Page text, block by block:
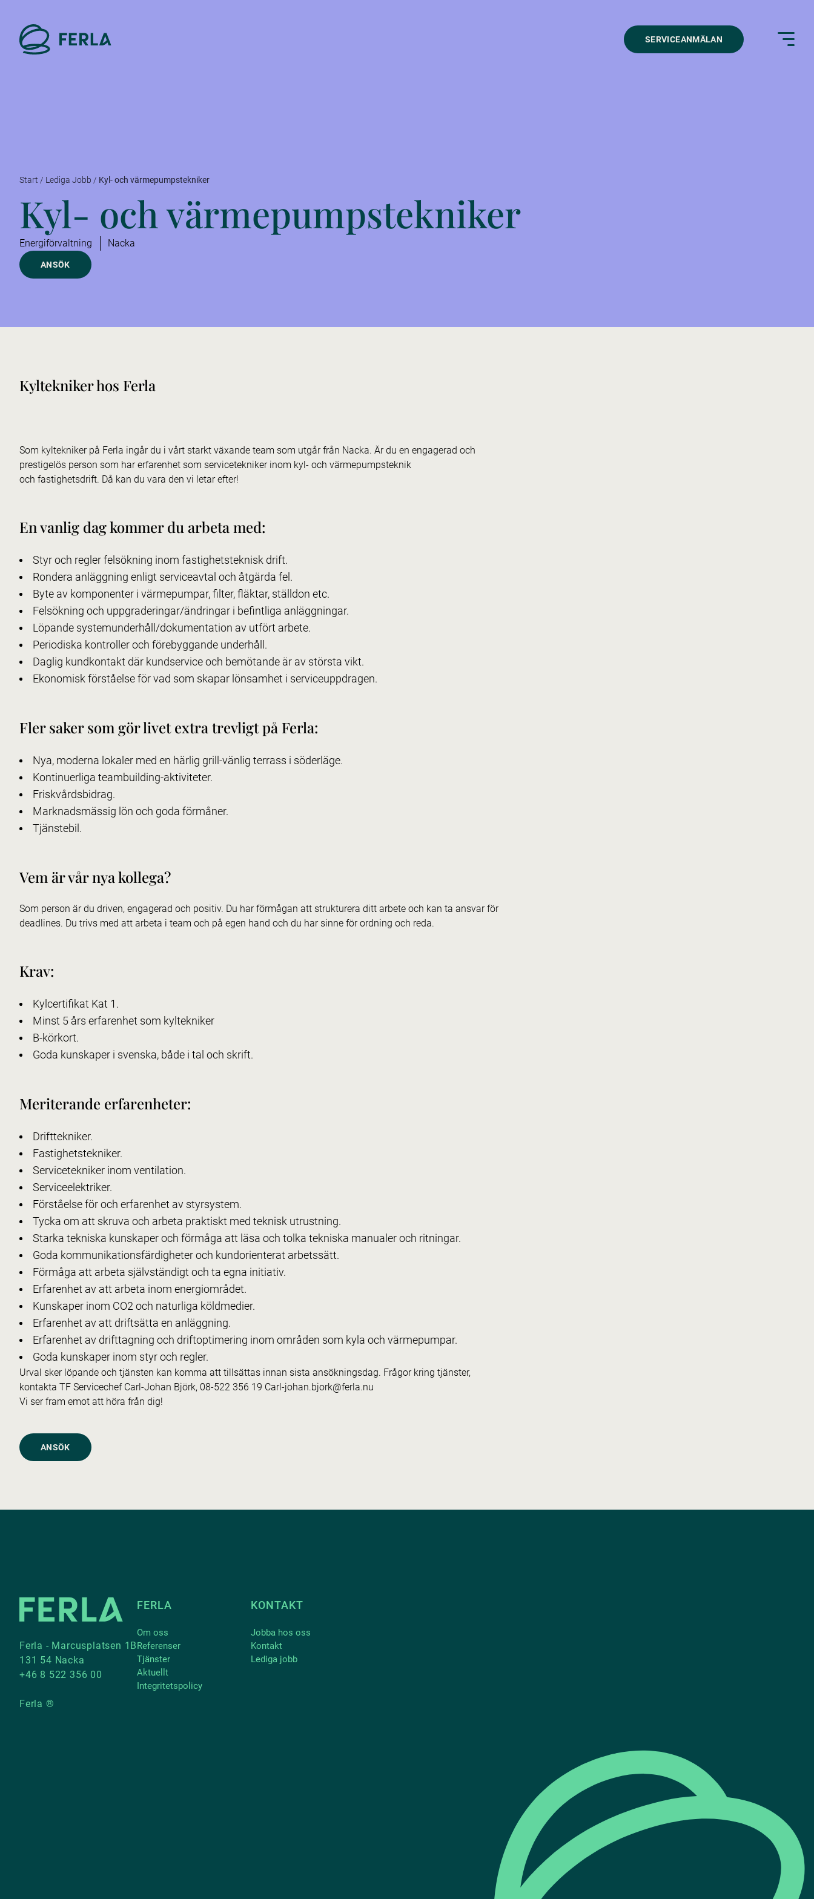
SERVICEANMÄLAN
Start / Lediga Jobb / Kyl- och värmepumpstekniker
Kyl- och värmepumpstekniker
Energiförvaltning Nacka
ANSÖK
Kyltekniker hos Ferla
Som kyltekniker på Ferla ingår du i vårt starkt växande team som utgår från Nacka. Är du en engagerad och
prestigelös person som har erfarenhet som servicetekniker inom kyl- och värmepumpsteknik
och fastighetsdrift. Då kan du vara den vi letar efter!
En vanlig dag kommer du arbeta med:
Styr och regler felsökning inom fastighetsteknisk drift.
Rondera anläggning enligt serviceavtal och åtgärda fel.
Byte av komponenter i värmepumpar, filter, fläktar, ställdon etc.
Felsökning och uppgraderingar/ändringar i befintliga anläggningar.
Löpande systemunderhåll/dokumentation av utfört arbete.
Periodiska kontroller och förebyggande underhåll.
Daglig kundkontakt där kundservice och bemötande är av största vikt.
Ekonomisk förståelse för vad som skapar lönsamhet i serviceuppdragen.
Fler saker som gör livet extra trevligt på Ferla:
Nya, moderna lokaler med en härlig grill-vänlig terrass i söderläge.
Kontinuerliga teambuilding-aktiviteter.
Friskvårdsbidrag.
Marknadsmässig lön och goda förmåner.
Tjänstebil.
Vem är vår nya kollega?
Som person är du driven, engagerad och positiv. Du har förmågan att strukturera ditt arbete och kan ta ansvar för
deadlines. Du trivs med att arbeta i team och på egen hand och du har sinne för ordning och reda.
Krav:
Kylcertifikat Kat 1.
Minst 5 års erfarenhet som kyltekniker
B-körkort.
Goda kunskaper i svenska, både i tal och skrift.
Meriterande erfarenheter:
Drifttekniker.
Fastighetstekniker.
Servicetekniker inom ventilation.
Serviceelektriker.
Förståelse för och erfarenhet av styrsystem.
Tycka om att skruva och arbeta praktiskt med teknisk utrustning.
Starka tekniska kunskaper och förmåga att läsa och tolka tekniska manualer och ritningar.
Goda kommunikationsfärdigheter och kundorienterat arbetssätt.
Förmåga att arbeta självständigt och ta egna initiativ.
Erfarenhet av att arbeta inom energiområdet.
Kunskaper inom CO2 och naturliga köldmedier.
Erfarenhet av att driftsätta en anläggning.
Erfarenhet av drifttagning och driftoptimering inom områden som kyla och värmepumpar.
Goda kunskaper inom styr och regler.
Urval sker löpande och tjänsten kan komma att tillsättas innan sista ansökningsdag. Frågor kring tjänster,
kontakta TF Servicechef Carl-Johan Björk, 08-522 356 19 Carl-johan.bjork@ferla.nu
Vi ser fram emot att höra från dig!
ANSÖK
Ferla - Marcusplatsen 1B
131 54 Nacka
+46 8 522 356 00
Ferla ®
FERLA
Om oss
Referenser
Tjänster
Aktuellt
Integritetspolicy
KONTAKT
Jobba hos oss
Kontakt
Lediga jobb